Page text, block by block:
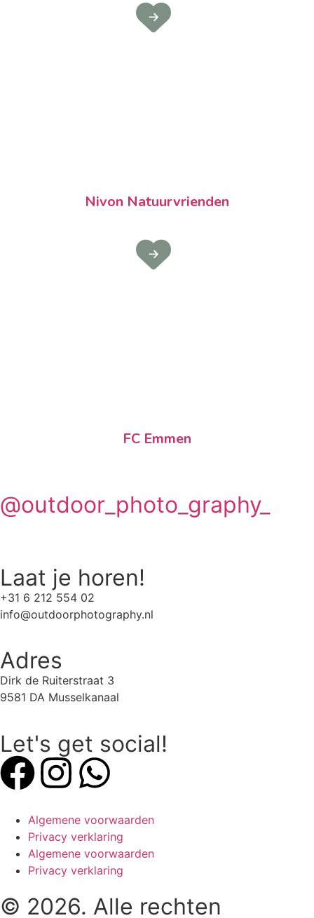
Nivon Natuurvrienden
FC Emmen
@outdoor_photo_graphy_
Laat je horen!
+31 6 212 554 02
info@outdoorphotography.nl
Adres
Dirk de Ruiterstraat 3
9581 DA Musselkanaal
Let's get social!
Algemene voorwaarden
Privacy verklaring
Algemene voorwaarden
Privacy verklaring
© 2026. Alle rechten